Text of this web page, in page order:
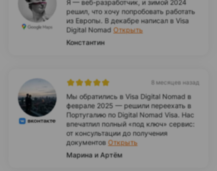
Я — веб-разработчик, и зимой 2024
решил, что хочу попробовать работать
из Европы. В декабре написал в Visa
Digital Nomad Открыть
Константин
8 месяцев назад
Мы обратились в Visa Digital Nomad в
феврале 2025 — решили переехать в
Португалию по Digital Nomad Visa. Нас
впечатлил полный «под ключ» сервис:
от консультации до получения
документов Открыть
Марина и Артём